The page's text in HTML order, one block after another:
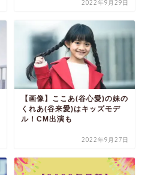
2022年9月29日
【画像】ここあ(谷心愛)の妹の
くれあ(谷来愛)はキッズモデ
ル！CM出演も
2022年9月27日